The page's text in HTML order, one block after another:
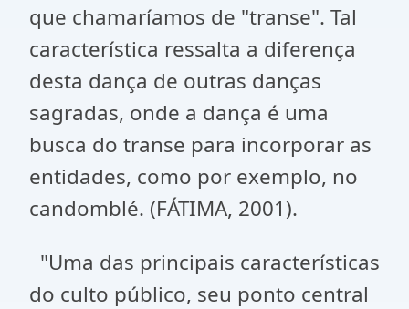
que chamaríamos de "transe". Tal
característica ressalta a diferença
desta dança de outras danças
sagradas, onde a dança é uma
busca do transe para incorporar as
entidades, como por exemplo, no
candomblé. (FÁTIMA, 2001).
"Uma das principais características
do culto público, seu ponto central